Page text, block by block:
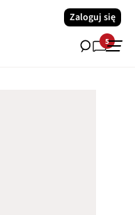
Zaloguj się
5